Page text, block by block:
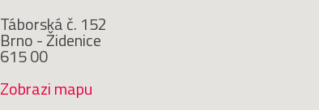
Táborská č. 152
Brno - Židenice
615 00
Zobrazi mapu